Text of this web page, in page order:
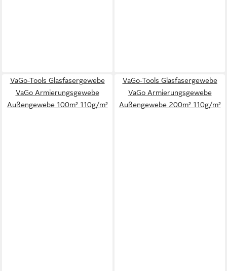
VaGo-Tools Glasfasergewebe
VaGo Armierungsgewebe
Außengewebe 100m² 110g/m²
VaGo-Tools Glasfasergewebe
VaGo Armierungsgewebe
Außengewebe 200m² 110g/m²